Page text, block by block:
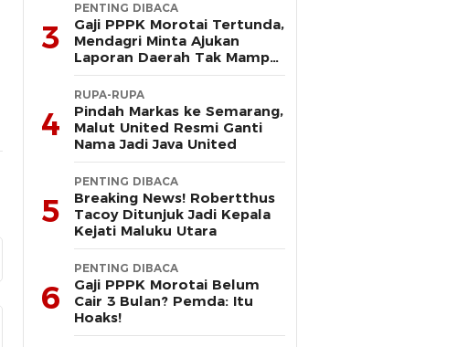
3
PENTING DIBACA
Gaji PPPK Morotai Tertunda,
Mendagri Minta Ajukan
Laporan Daerah Tak Mampu
Bayar Pegawai
4
RUPA-RUPA
Pindah Markas ke Semarang,
Malut United Resmi Ganti
Nama Jadi Java United
5
PENTING DIBACA
Breaking News! Robertthus
Tacoy Ditunjuk Jadi Kepala
Kejati Maluku Utara
6
PENTING DIBACA
Gaji PPPK Morotai Belum
Cair 3 Bulan? Pemda: Itu
Hoaks!